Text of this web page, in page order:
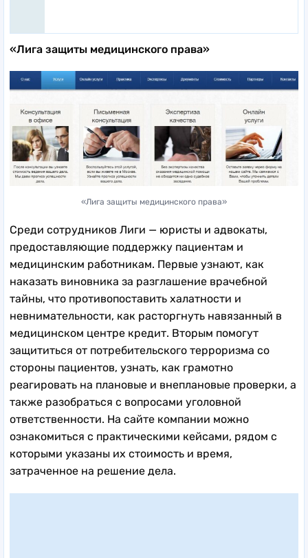
«Лига защиты медицинского права»
«Лига защиты медицинского права»
Среди сотрудников Лиги — юристы и адвокаты,
предоставляющие поддержку пациентам и
медицинским работникам. Первые узнают, как
наказать виновника за разглашение врачебной
тайны, что противопоставить халатности и
невнимательности, как расторгнуть навязанный в
медицинском центре кредит. Вторым помогут
защититься от потребительского терроризма со
стороны пациентов, узнать, как грамотно
реагировать на плановые и внеплановые проверки, а
также разобраться с вопросами уголовной
ответственности. На сайте компании можно
ознакомиться с практическими кейсами, рядом с
которыми указаны их стоимость и время,
затраченное на решение дела.